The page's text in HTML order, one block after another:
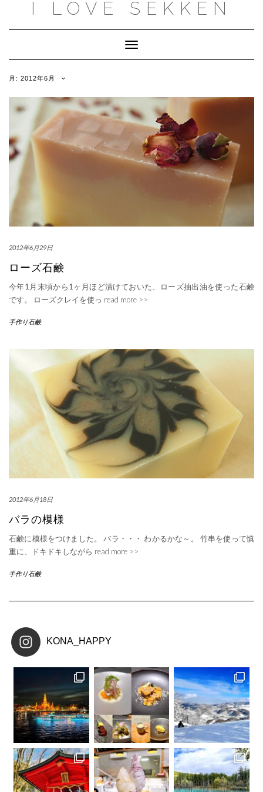
I LOVE SEKKEN
Toggle
Navigation
月: 2012年6月
2012年6月29日
ローズ石鹸
今年1月末頃から1ヶ月ほど漬けておいた、ローズ抽出油を使った石鹸
です。 ローズクレイを使っ read more >>
手作り石鹸
2012年6月18日
バラの模様
石鹸に模様をつけました。 バラ・・・ わかるかな～。 竹串を使って慎
重に、ドキドキしながら read more >>
手作り石鹸
KONA_HAPPY